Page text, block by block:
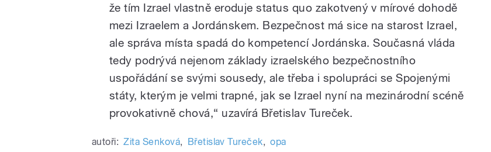
že tím Izrael vlastně eroduje status quo zakotvený v mírové dohodě
mezi Izraelem a Jordánskem. Bezpečnost má sice na starost Izrael,
ale správa místa spadá do kompetencí Jordánska. Současná vláda
tedy podrývá nejenom základy izraelského bezpečnostního
uspořádání se svými sousedy, ale třeba i spolupráci se Spojenými
státy, kterým je velmi trapné, jak se Izrael nyní na mezinárodní scéně
provokativně chová,“ uzavírá Břetislav Tureček.
autoři: Zita Senková, Břetislav Tureček, opa